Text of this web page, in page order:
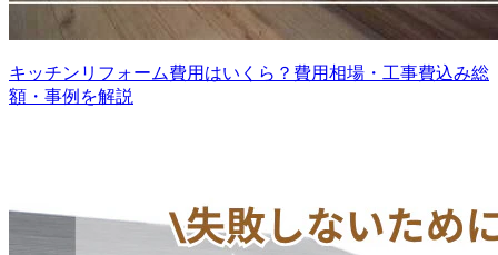
キッチンリフォーム費用はいくら？費用相場・工事費込み総
額・事例を解説